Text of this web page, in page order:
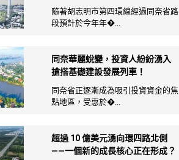
隨著胡志明市第四環線經過同奈省路
段預計於今年年�...
同奈華麗蛻變，投資人紛紛湧入
搶搭基礎建設發展列車！
同奈省正逐漸成為吸引投資資金的焦
點地區，受惠於�...
超過 10 億美元湧向環四路北側
——一個新的成長核心正在形成？